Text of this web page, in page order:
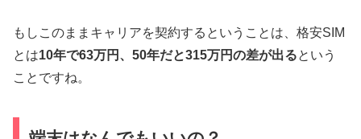
もしこのままキャリアを契約するということは、格安SIM
とは10年で63万円、50年だと315万円の差が出るという
ことですね。